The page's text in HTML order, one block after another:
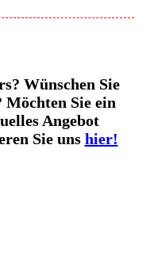
Wünschen Sie
Sie ein
Angebot
Sie uns hier!